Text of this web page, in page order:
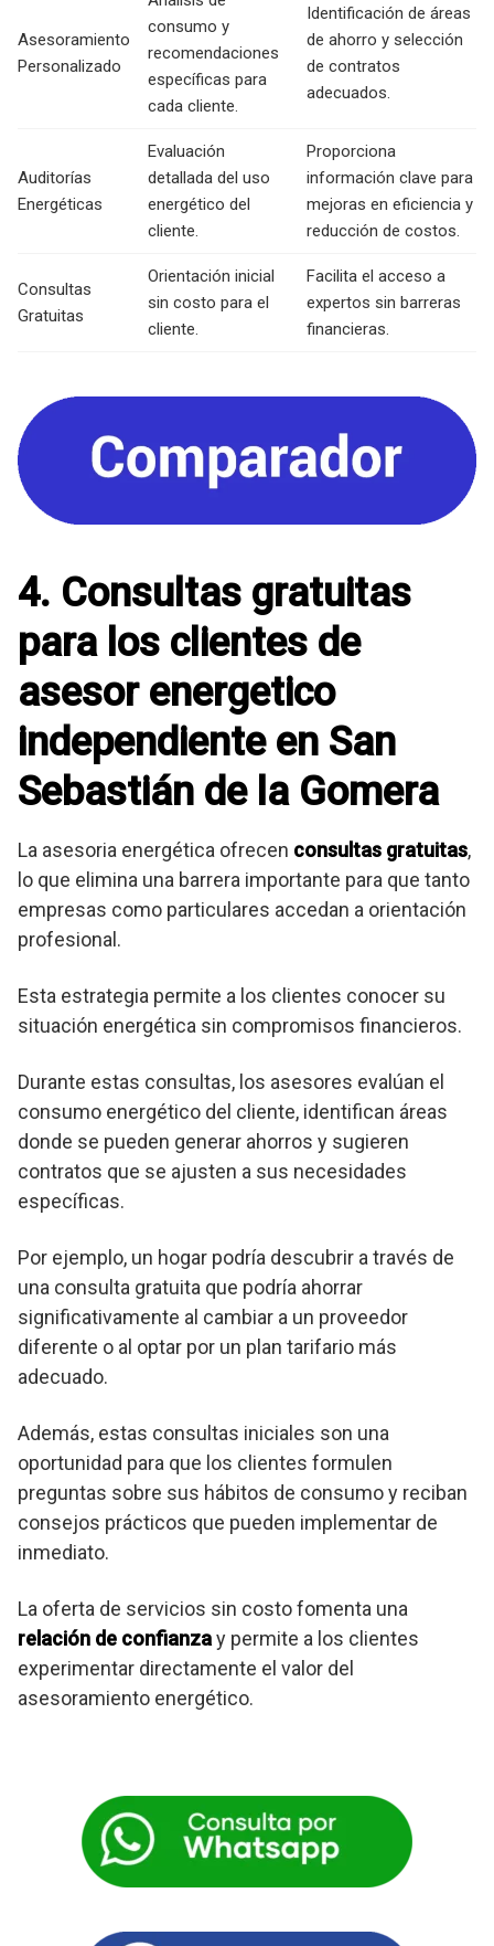
Asesoramiento
Personalizado
consumo y
recomendaciones
específicas para
cada cliente.
Identificación de áreas
de ahorro y selección
de contratos
adecuados.
Auditorías
Energéticas
Evaluación
detallada del uso
energético del
cliente.
Proporciona
información clave para
mejoras en eficiencia y
reducción de costos.
Consultas
Gratuitas
Orientación inicial
sin costo para el
cliente.
Facilita el acceso a
expertos sin barreras
financieras.
4. Consultas gratuitas
para los clientes de
asesor energetico
independiente en San
Sebastián de la Gomera
La asesoria energética ofrecen consultas gratuitas,
lo que elimina una barrera importante para que tanto
empresas como particulares accedan a orientación
profesional.
Esta estrategia permite a los clientes conocer su
situación energética sin compromisos financieros.
Durante estas consultas, los asesores evalúan el
consumo energético del cliente, identifican áreas
donde se pueden generar ahorros y sugieren
contratos que se ajusten a sus necesidades
específicas.
Por ejemplo, un hogar podría descubrir a través de
una consulta gratuita que podría ahorrar
significativamente al cambiar a un proveedor
diferente o al optar por un plan tarifario más
adecuado.
Además, estas consultas iniciales son una
oportunidad para que los clientes formulen
preguntas sobre sus hábitos de consumo y reciban
consejos prácticos que pueden implementar de
inmediato.
La oferta de servicios sin costo fomenta una
relación de confianzay permite a los clientes
experimentar directamente el valor del
asesoramiento energético.